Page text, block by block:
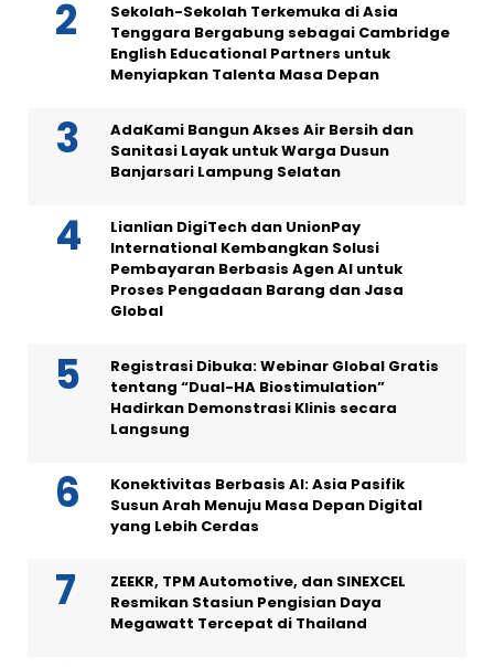
Sekolah-Sekolah Terkemuka di Asia
Tenggara Bergabung sebagai Cambridge
English Educational Partners untuk
Menyiapkan Talenta Masa Depan
AdaKami Bangun Akses Air Bersih dan
Sanitasi Layak untuk Warga Dusun
Banjarsari Lampung Selatan
Lianlian DigiTech dan UnionPay
International Kembangkan Solusi
Pembayaran Berbasis Agen AI untuk
Proses Pengadaan Barang dan Jasa
Global
Registrasi Dibuka: Webinar Global Gratis
tentang “Dual-HA Biostimulation”
Hadirkan Demonstrasi Klinis secara
Langsung
Konektivitas Berbasis AI: Asia Pasifik
Susun Arah Menuju Masa Depan Digital
yang Lebih Cerdas
ZEEKR, TPM Automotive, dan SINEXCEL
Resmikan Stasiun Pengisian Daya
Megawatt Tercepat di Thailand